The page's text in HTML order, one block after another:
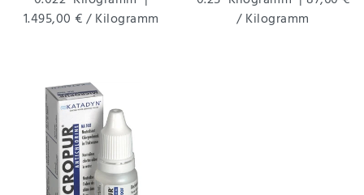
1.495,00 € / Kilogramm
/ Kilogramm